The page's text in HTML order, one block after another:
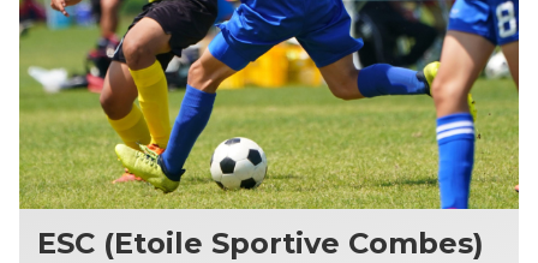
ESC (Etoile Sportive Combes)